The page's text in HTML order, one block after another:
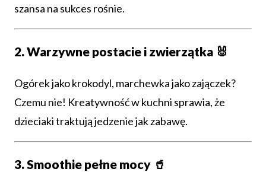
szansa na sukces rośnie.
2. Warzywne postacie i zwierzątka 🐰
Ogórek jako krokodyl, marchewka jako zajączek?
Czemu nie! Kreatywność w kuchni sprawia, że
dzieciaki traktują jedzenie jak zabawę.
3. Smoothie pełne mocy 🥤